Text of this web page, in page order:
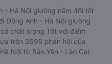
- Hà Nội giường nằm đôi tốt
Đông Anh - Hà Nội giường
chất lượng Tốt với điểm
trên 3596 phản hồi của
Nội từ Bảo Yên - Lào Cai.